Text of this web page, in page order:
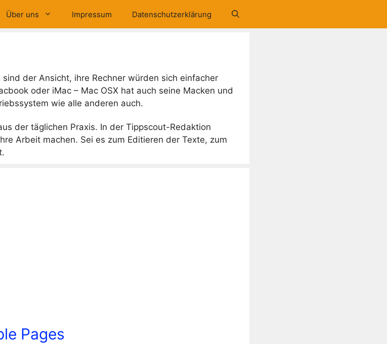
Über uns Impressum Datenschutzerklärung
der Ansicht, ihre Rechner würden sich einfacher
oder iMac – Mac OSX hat auch seine Macken und
wie alle anderen auch.
der täglichen Praxis. In der Tippscout-Redaktion
Arbeit machen. Sei es zum Editieren der Texte, zum
Pages